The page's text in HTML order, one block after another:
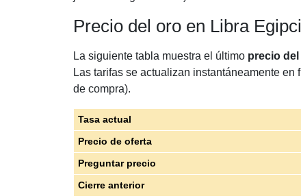
Precio del oro en Libra
La siguiente tabla muestra el último precio
Las tarifas se actualizan instantáneamente
de compra).
Tasa actual
Precio de oferta
Preguntar precio
Cierre anterior